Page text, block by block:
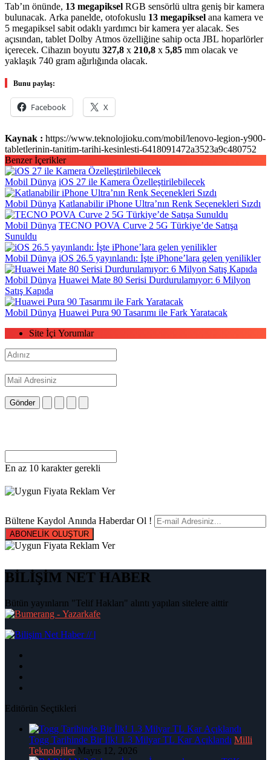
Tab’ın önünde, 13 megapiksel RGB sensörlü ultra geniş bir kamera
bulunacak. Arka panelde, otofokuslu 13 megapiksel ana kamera ve
5 megapiksel sabit odaklı yardımcı bir kamera yer alacak. Ses
açısından, tablet Dolby Atmos özelliğine sahip octa JBL hoparlörler
içerecek. Cihazın boyutu 327,8 x 210,8 x 5,85 mm olacak ve
yaklaşık 740 gram ağırlığında olacak.
Bunu paylaş:
Facebook X
Kaynak : https://www.teknolojioku.com/mobil/lenovo-legion-y900-
tabletlerinin-tanitim-tarihi-kesinlesti-6418091472a3523a9c480752
Benzer İçerikler
Mobil Dünya iOS 27 ile Kamera Özelleştirilebilecek
Mobil Dünya Katlanabilir iPhone Ultra’nın Renk Seçenekleri Sızdı
Mobil Dünya TECNO POVA Curve 2 5G Türkiye’de Satışa
Sunuldu
Mobil Dünya iOS 26.5 yayınlandı: İşte iPhone’lara gelen yenilikler
Mobil Dünya Huawei Mate 80 Serisi Durdurulamıyor: 6 Milyon
Satış Kapıda
Mobil Dünya Huawei Pura 90 Tasarımı ile Fark Yaratacak
Site İçi Yorumlar
Gönder
En az 10 karakter gerekli
Bültene Kaydol Anında Haberdar Ol !
ABONELİK OLUŞTUR
BİLİŞİM NET HABER
Bütün yayınların "Telif Hakları" alıntı yapılan sitelere aittir
|
Editörün Seçtikleri
Togg Tarihinde Bir İlk! 1.3 Milyar TL Kar Açıklandı Milli
Teknolojiler Mayıs 12, 2026